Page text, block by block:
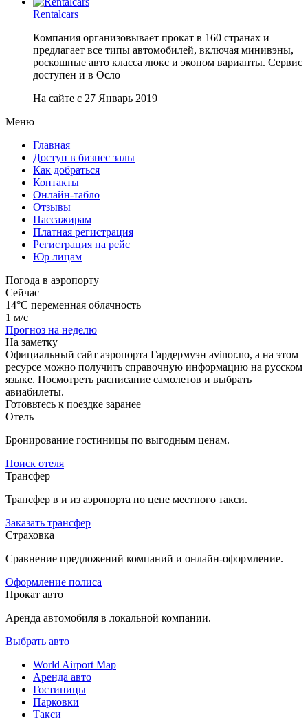
Rentalcars
Компания организовывает прокат в 160 странах и
предлагает все типы автомобилей, включая минивэны,
роскошные авто класса люкс и эконом варианты. Сервис
доступен и в Осло
На сайте с 27 Январь 2019
Меню
Главная
Доступ в бизнес залы
Как добраться
Контакты
Онлайн-табло
Отзывы
Пассажирам
Платная регистрация
Регистрация на рейс
Юр лицам
Погода в аэропорту
Сейчас
14°C переменная облачность
1 м/с
Прогноз на неделю
На заметку
Официальный сайт аэропорта Гардермуэн avinor.no, а на этом
ресурсе можно получить справочную информацию на русском
языке. Посмотреть расписание самолетов и выбрать
авиабилеты.
Готовьтесь к поездке заранее
Отель
Бронирование гостиницы по выгодным ценам.
Поиск отеля
Трансфер
Трансфер в и из аэропорта по цене местного такси.
Заказать трансфер
Страховка
Сравнение предложений компаний и онлайн-оформление.
Оформление полиса
Прокат авто
Аренда автомобиля в локальной компании.
Выбрать авто
World Airport Map
Аренда авто
Гостиницы
Парковки
Такси